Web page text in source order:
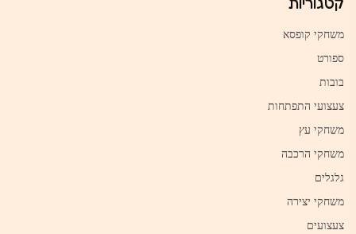
משחקי קופסא
ספורט
בובות
צעצועי התפתחות
משחקי עץ
משחקי הרכבה
גלגלים
משחקי יצירה
צעצועים